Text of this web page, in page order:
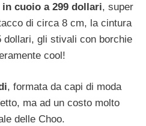
cuoio a 299 dollari, super
di circa 8 cm, la cintura
dollari, gli stivali con borchie
cool!
, formata da capi di moda
ma ad un costo molto
delle Choo.